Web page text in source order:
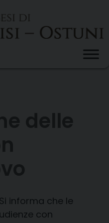
Si informa che le
udienze con